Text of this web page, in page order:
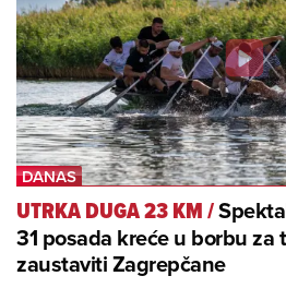
UTRKA DUGA 23 KM/
31 posada kreće u borbu za
zaustaviti Zagrepčane